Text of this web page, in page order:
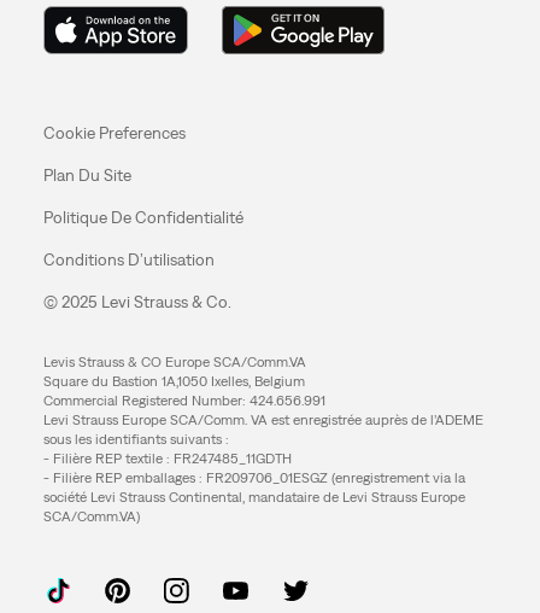
Cookie Preferences
Plan Du Site
Politique De Confidentialité
Conditions D’utilisation
© 2025 Levi Strauss & Co.
Levis Strauss & CO Europe SCA/Comm.VA
Square du Bastion 1A,1050 Ixelles, Belgium
Commercial Registered Number: 424.656.991
Levi Strauss Europe SCA/Comm. VA est enregistrée auprès de l’ADEME
sous les identifiants suivants :
- Filière REP textile : FR247485_11GDTH
- Filière REP emballages : FR209706_01ESGZ (enregistrement via la
société Levi Strauss Continental, mandataire de Levi Strauss Europe
SCA/Comm.VA)